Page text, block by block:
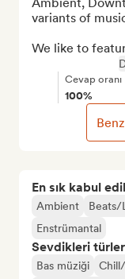
En sık kabul
Ambient
Enstrümantal
Sevdikleri türler
Bas müziği
variants of
We like to
Cevap oranı
100%